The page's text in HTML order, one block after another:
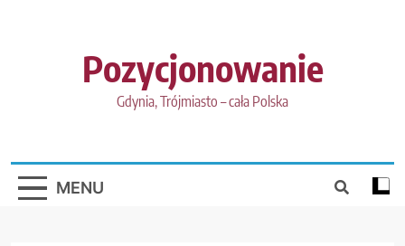
Pozycjonowanie
Gdynia, Trójmiasto – cała Polska
MENU